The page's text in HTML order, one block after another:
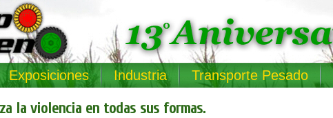
Exposiciones Industria Transporte Pesado
la violencia en todas sus formas.